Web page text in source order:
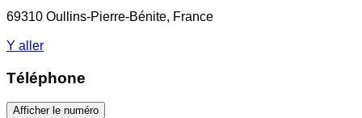
69310 Oullins-Pierre-Bénite, France
Y aller
Téléphone
Afficher le numéro